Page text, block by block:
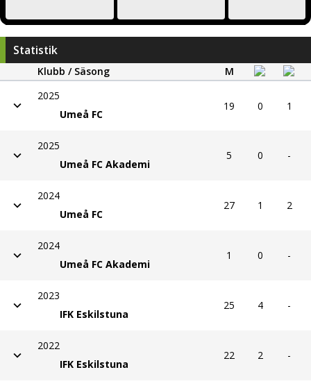
Statistik
Klubb / Säsong
M
2025
Umeå FC
19 0 1
2025
Umeå FC Akademi
5 0 -
2024
Umeå FC
27 1 2
2024
Umeå FC Akademi
1 0 -
2023
IFK Eskilstuna
25 4 -
2022
IFK Eskilstuna
22 2 -